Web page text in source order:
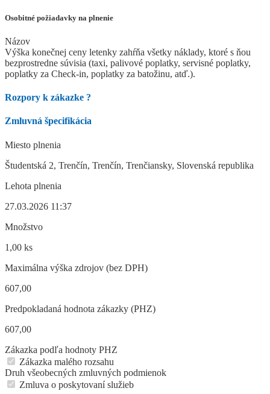
Osobitné požiadavky na plnenie
Názov
Výška konečnej ceny letenky zahŕňa všetky náklady, ktoré s ňou
bezprostredne súvisia (taxi, palivové poplatky, servisné poplatky,
poplatky za Check-in, poplatky za batožinu, atď.).
Rozpory k zákazke ?
Zmluvná špecifikácia
Miesto plnenia
Študentská 2, Trenčín, Trenčín, Trenčiansky, Slovenská republika
Lehota plnenia
27.03.2026 11:37
Množstvo
1,00 ks
Maximálna výška zdrojov (bez DPH)
607,00
Predpokladaná hodnota zákazky (PHZ)
607,00
Zákazka podľa hodnoty PHZ
Zákazka malého rozsahu
Druh všeobecných zmluvných podmienok
Zmluva o poskytovaní služieb